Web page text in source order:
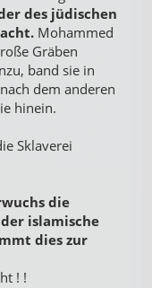
des jüdischen
Mohammed
Gräben
band sie in
dem anderen
hinein.
Sklaverei
die
islamische
dies zur
! !